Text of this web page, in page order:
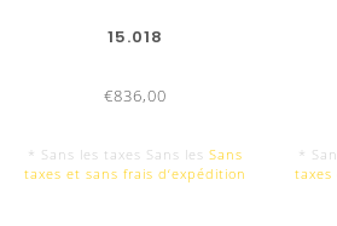
15.018
€836,00
* Sans les taxes Sans les Sans
taxes et sans frais d‘expédition
*
taxes